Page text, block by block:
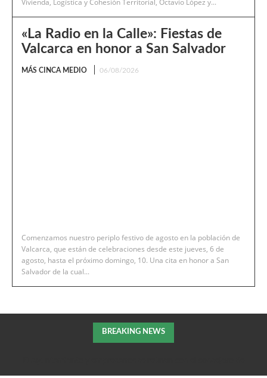
«La Radio en la Calle»: Fiestas de
Valcarca en honor a San Salvador
MÁS CINCA MEDIO 06/08/2026
Comenzamos nuestro periplo festivo de agosto en la población de
Valcarca, que están de celebraciones desde este jueves, 6 de
agosto, hasta el próximo domingo, 10. Una cita en honor a San
Salvador de la cual...
BREAKING NEWS